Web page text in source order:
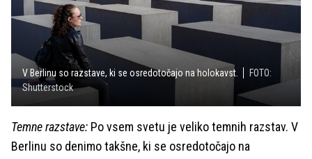
V Berlinu so razstave, ki se osredotočajo na holokavst.
FOTO:
Shutterstock
Temne razstave: Po vsem svetu je veliko temnih razstav. V
Berlinu so denimo takšne, ki se osredotočajo na